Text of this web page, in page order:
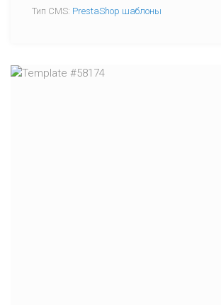
Тип CMS: PrestaShop шаблоны